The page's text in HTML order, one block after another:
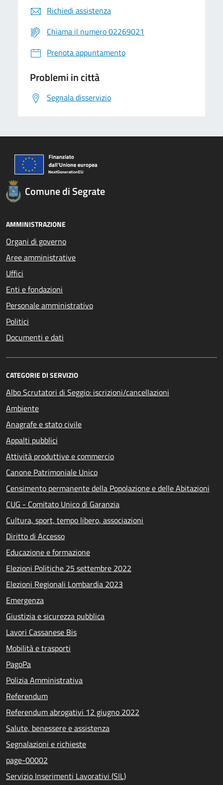
Richiedi assistenza
Chiama il numero 02269021
Prenota appuntamento
Problemi in città
Segnala disservizio
Comune di Segrate
AMMINISTRAZIONE
Organi di governo
Aree amministrative
Uffici
Enti e fondazioni
Personale amministrativo
Politici
Documenti e dati
CATEGORIE DI SERVIZIO
Albo Scrutatori di Seggio: iscrizioni/cancellazioni
Ambiente
Anagrafe e stato civile
Appalti pubblici
Attività produttive e commercio
Canone Patrimoniale Unico
Censimento permanente della Popolazione e delle Abitazioni
CUG - Comitato Unico di Garanzia
Cultura, sport, tempo libero, associazioni
Diritto di Accesso
Educazione e formazione
Elezioni Politiche 25 settembre 2022
Elezioni Regionali Lombardia 2023
Emergenza
Giustizia e sicurezza pubblica
Lavori Cassanese Bis
Mobilità e trasporti
PagoPa
Polizia Amministrativa
Referendum
Referendum abrogativi 12 giugno 2022
Salute, benessere e assistenza
Segnalazioni e richieste
page-00002
Servizio Inserimenti Lavorativi (SIL)